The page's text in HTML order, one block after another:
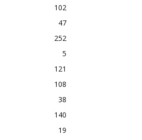
102
47
252
5
121
108
38
140
19